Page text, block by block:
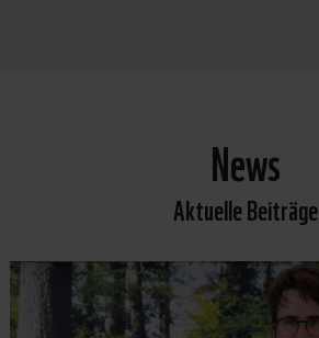
News
Aktuelle Beiträge